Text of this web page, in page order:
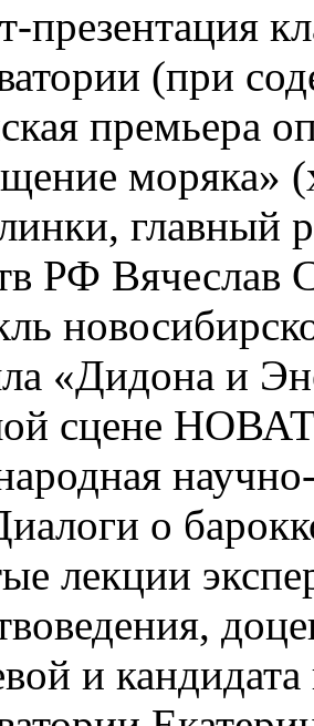
презентация
(при
премьера
моряка»
главный
РФ
«Дидона и
сцене
о
лекции
и